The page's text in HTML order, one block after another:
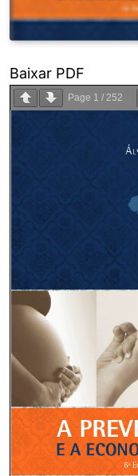
Baixar PDF
Page 1 / 252